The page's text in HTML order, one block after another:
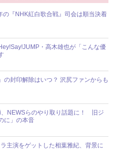
『NHK紅白歌合戦』司会は順当決着
・高木雄也が「こんな優
封印解除はいつ？ 沢尻ファンからも
、NEWSらのやり取り話題に！ 旧ジ
に」の本音
主演をゲットした相葉雅紀、背景に